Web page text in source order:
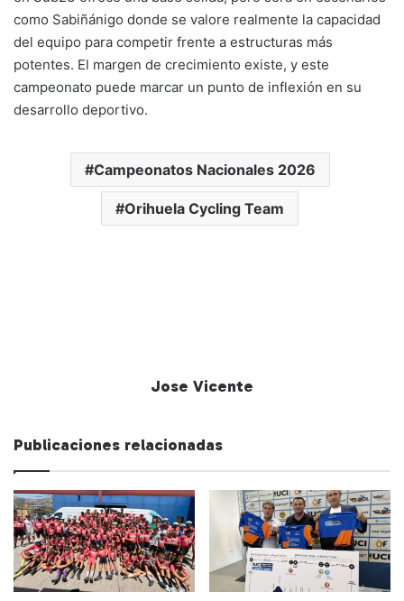
como Sabiñánigo donde se valore realmente la capacidad
del equipo para competir frente a estructuras más
potentes. El margen de crecimiento existe, y este
campeonato puede marcar un punto de inflexión en su
desarrollo deportivo.
Campeonatos Nacionales 2026
Orihuela Cycling Team
Jose Vicente
Publicaciones relacionadas